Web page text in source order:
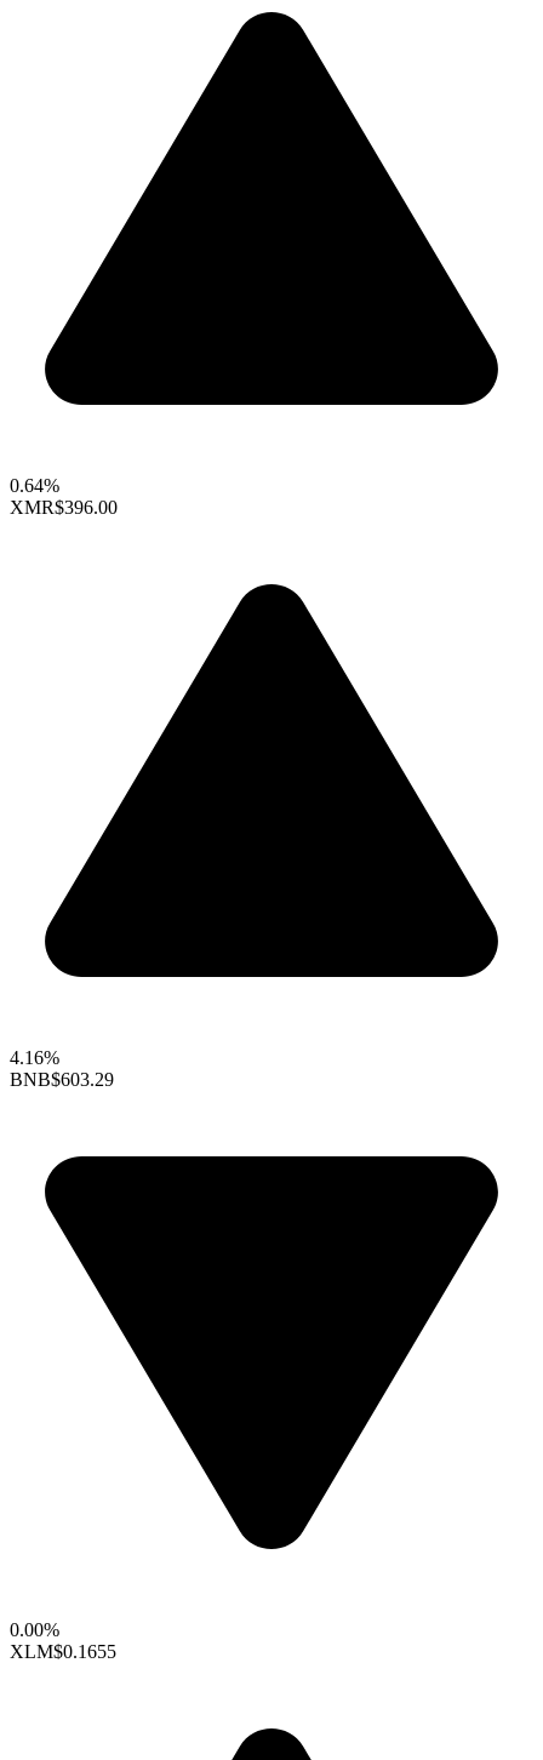
0.64%
XMR$396.00
4.16%
BNB$603.29
0.00%
XLM$0.1655